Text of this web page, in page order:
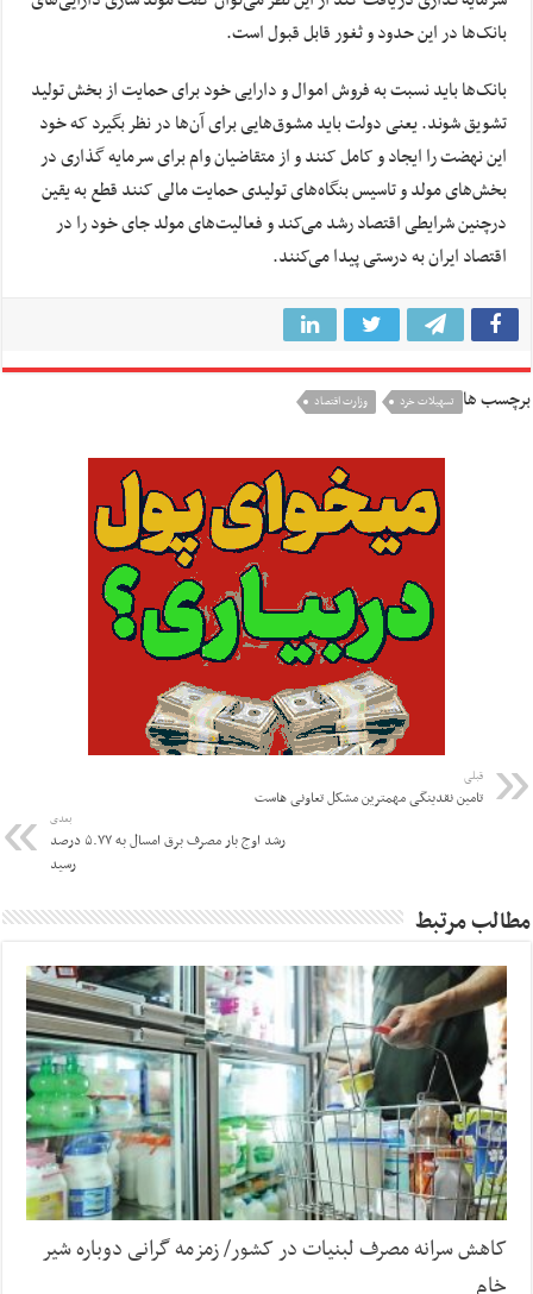
بانک‌ها در این حدود و ثغور قابل قبول است.
بانک‌ها باید نسبت به فروش اموال و دارایی خود برای حمایت از بخش تولید
تشویق شوند. یعنی دولت باید مشوق‌هایی برای آن‌ها در نظر بگیرد که خود
این نهضت را ایجاد و کامل کنند و از متقاضیان وام برای سرمایه گذاری در
بخش‌های مولد و تاسیس بنگاه‌های تولیدی حمایت مالی کنند قطع به یقین
درچنین شرایطی اقتصاد رشد می‌کند و فعالیت‌های مولد جای خود را در
اقتصاد ایران به درستی پیدا می‌کنند.
برچسب ها تسهیلات خرد وزارت اقتصاد
قبلی
تامین نقدینگی مهمترین مشکل تعاونی هاست
بعدی
رشد اوج بار مصرف برق امسال به ۵.۷۷ درصد
رسید
مطالب مرتبط
کاهش سرانه مصرف لبنیات در کشور/ زمزمه گرانی دوباره شیر